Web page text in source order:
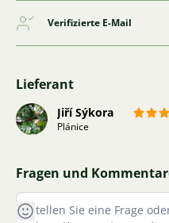
Verifizierte E-Mail
Lieferant
Jiří Sýkora
Plánice
Fragen und